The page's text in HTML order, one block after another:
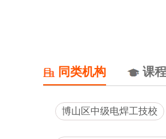
同类机构 课
博山区中级电焊工技校